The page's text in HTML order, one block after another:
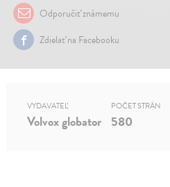
Odporučiť známemu
Zdielať na Facebooku
VYDAVATEĽ
Volvox globator
POČET STRÁN
580